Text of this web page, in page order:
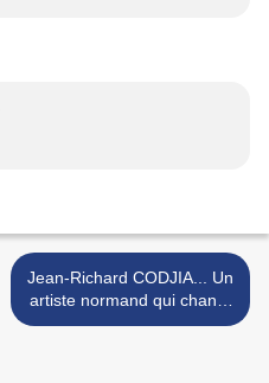
Jean-Richard CODJIA... Un
artiste normand qui chante
la NORMANDIE ! >